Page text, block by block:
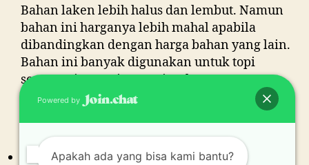
Bahan laken lebih halus dan lembut. Namun
bahan ini harganya lebih mahal apabila
dibandingkan dengan harga bahan yang lain.
Bahan ini banyak digunakan untuk topi
seragam instansi pemerintah. Umumnya
disertai dengan bordir logo masing-masing
Bahan Double Mess
Powered by
Apakah ada yang bisa kami bantu?